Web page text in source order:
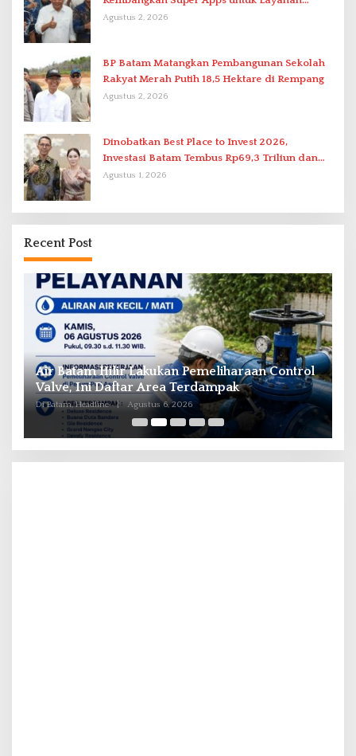
Terpadu
Agustus 2, 2026
BP Batam Matangkan Pembangunan Sekolah
Rakyat Merah Putih 18,5 Hektare di Rempang
Agustus 2, 2026
Dinobatkan Best Place to Invest 2026,
Investasi Batam Tembus Rp69,3 Triliun dan
Ekonomi Tumbuh 6,76 Persen
Agustus 1, 2026
Recent Post
Air Batam Hilir Lakukan Pemeliharaan Control
Valve, Ini Daftar Area Terdampak
Di Batam, Headline | Agustus 6, 2026